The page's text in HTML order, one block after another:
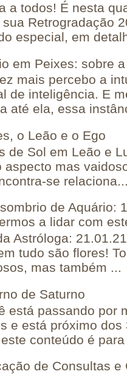
a todos! É nesta
Retrogradação
especial, em
em Peixes: sobre
mais percebo a
de inteligência. E
até ela, essa
o Leão e o Ego
de Sol em Leão e
aspecto mas
se
de Aquário:
a lidar com
Astróloga:
tudo são flores!
mas também ...
de Saturno
está passando por
e está próximo
conteúdo é
de Consultas e